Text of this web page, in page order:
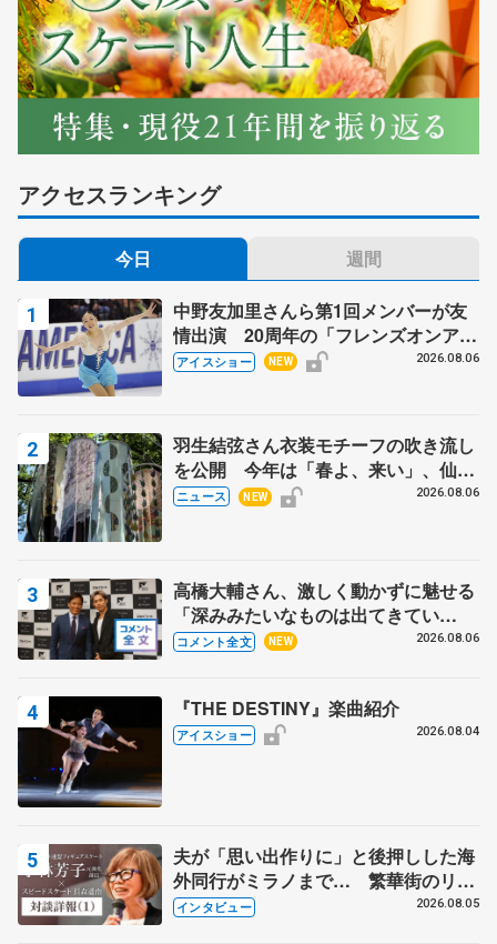
アクセスランキング
今日 週間
中野友加里さんら第1回メンバーが友
情出演 20周年の「フレンズオンアイ
ス」 宮本賢二さん、有川梨絵さん、
アイスショー NEW 2026.08.06
羽生結弦さん衣装モチーフの吹き流し
を公開 今年は「春よ、来い」、仙台
の瑞鳳殿
ニュース NEW 2026.08.06
高橋大輔さん、激しく動かずに魅せる
「深みみたいなものは出てきてい
る？」 〝兄さん〟と慕うレジェンド
コメント全文 NEW 2026.08.06
『THE DESTINY』楽曲紹介
アイスショー 2026.08.04
夫が「思い出作りに」と後押しした海
外同行がミラノまで… 繁華街のリン
クでは不良のお兄さんも味方に 小林
インタビュー 2026.08.05